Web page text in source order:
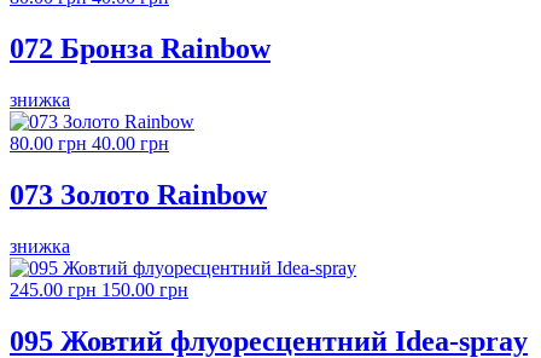
072 Бронза Rainbow
знижка
80.00 грн 40.00 грн
073 Золото Rainbow
знижка
245.00 грн 150.00 грн
095 Жовтий флуоресцентний Idea-spray